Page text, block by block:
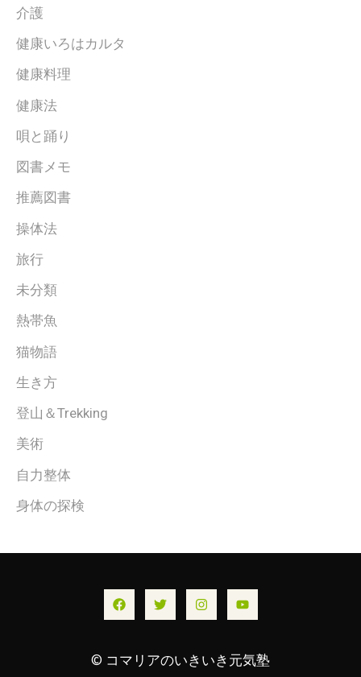
介護
健康いろはカルタ
健康料理
健康法
唄と踊り
図書メモ
推薦図書
操体法
旅行
未分類
熱帯魚
猫物語
生き方
登山＆Trekking
美術
自力整体
身体の探検
© コマリアのいきいき元気塾